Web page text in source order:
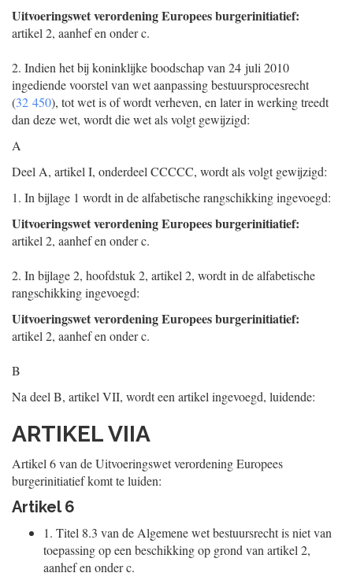
Uitvoeringswet verordening Europees burgerinitiatief:
artikel 2, aanhef en onder c.
2. Indien het bij koninklijke boodschap van 24 juli 2010
ingediende voorstel van wet aanpassing bestuursprocesrecht
(32 450), tot wet is of wordt verheven, en later in werking treedt
dan deze wet, wordt die wet als volgt gewijzigd:
A
Deel A, artikel I, onderdeel CCCCC, wordt als volgt gewijzigd:
1. In bijlage 1 wordt in de alfabetische rangschikking ingevoegd:
Uitvoeringswet verordening Europees burgerinitiatief:
artikel 2, aanhef en onder c.
2. In bijlage 2, hoofdstuk 2, artikel 2, wordt in de alfabetische
rangschikking ingevoegd:
Uitvoeringswet verordening Europees burgerinitiatief:
artikel 2, aanhef en onder c.
B
Na deel B, artikel VII, wordt een artikel ingevoegd, luidende:
ARTIKEL VIIA
Artikel 6 van de Uitvoeringswet verordening Europees
burgerinitiatief komt te luiden:
Artikel 6
1. Titel 8.3 van de Algemene wet bestuursrecht is niet van
toepassing op een beschikking op grond van artikel 2,
aanhef en onder c.